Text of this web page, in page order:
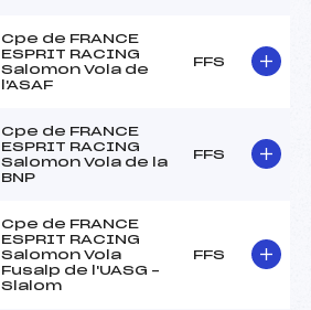
Cpe de FRANCE
ESPRIT RACING
Salomon Vola de
l'ASAF
FFS
Cpe de FRANCE
ESPRIT RACING
Salomon Vola de la
BNP
FFS
Cpe de FRANCE
ESPRIT RACING
Salomon Vola
Fusalp de l'UASG –
Slalom
FFS